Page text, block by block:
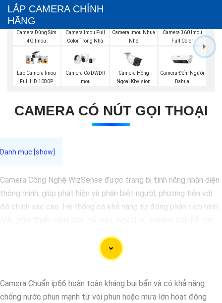
LẮP CAMERA CHÍNH
HÃNG
Camera Dùng Sim
4G Imou
Camera Imou Full
Color Trong Nhà
Camera Imou Nhụa
Nhẹ
Camera 360 Imou
Full Color
Lắp Camera Imou
Full HD 1080P
Camera Có DWDR
Imou
Camera Hồng
Ngoại Kbvision
Camera Đếm Người
Dahua
CAMERA CÓ NÚT GỌI THOẠI
Camera Công Nghệ WizSense được trang bị tính năng nhận diện
thông minh, giúp phát hiện và phân biệt người, phương tiện với
độ chính xác cao. Hệ thống có khả năng tự động phân tích hình
Starlight và các tính năng này giúp nâng cao hiệu quả giám sát
Camera Chuẩn ip66 hoàn toàn kháng bụi bẩn và có khả năng
chống nước phun mạnh từ vòi phun hoặc mưa lớn hoạt động